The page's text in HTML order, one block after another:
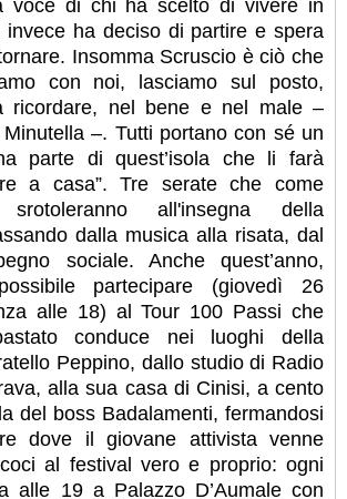
voce di chi ha scelto di vivere in
invece ha deciso di partire e spera
Insomma Scruscio è ciò che
con noi, lasciamo sul posto,
ricordare, nel bene e nel male –
–. Tutti portano con sé un
parte di quest’isola che li farà
a casa”. Tre serate che come
all'insegna della
dalla musica alla risata, dal
sociale. Anche quest’anno,
partecipare (giovedì 26
alle 18) al Tour 100 Passi che
conduce nei luoghi della
Peppino, dallo studio di Radio
alla sua casa di Cinisi, a cento
del boss Badalamenti, fermandosi
dove il giovane attivista venne
al festival vero e proprio: ogni
alle 19 a Palazzo D’Aumale con